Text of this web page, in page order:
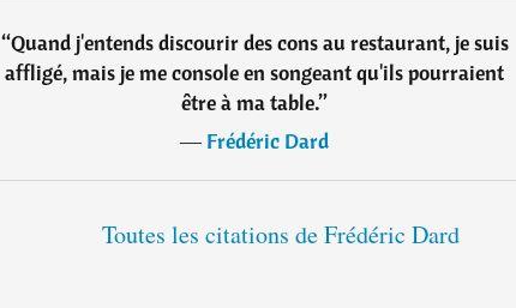
“Quand j'entends discourir des cons au restaurant, je suis
affligé, mais je me console en songeant qu'ils pourraient
être à ma table.”
―Frédéric Dard
Toutes les citations de Frédéric Dard